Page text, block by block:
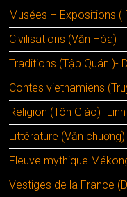
Musées – Expositions (
Civilisations (Văn Hóa)
Traditions (Tập Quán )-
Contes vietnamiens
Religion (Tôn Giáo)-
Littérature (Văn chuơng)
Fleuve mythique
Vestiges de la France